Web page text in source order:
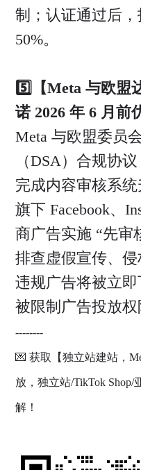
制；认证通过后
50%。
5️⃣【Meta 与欧盟
诺 2026 年 6 月前
Meta 与欧盟委员
（DSA）合规协
完成内容审核系
旗下 Facebook、
商广告实施 “先审
排查虚假宣传、侵
违规广告将被立
被限制广告投放权
--------
💌 获取【独立站建站，
放，独立站/TikTok
解！